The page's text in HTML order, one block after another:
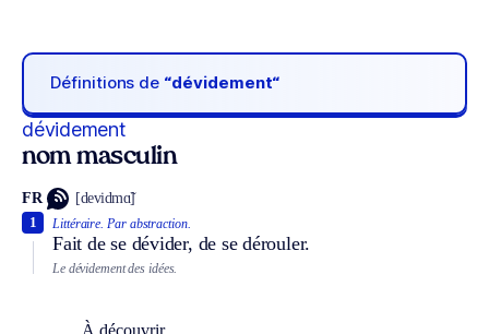
Définitions de “dévidement“
dévidement
nom masculin
FR [devidmɑ̃]
Littéraire. Par abstraction.
Fait de se dévider, de se dérouler.
1
Le dévidement des idées.